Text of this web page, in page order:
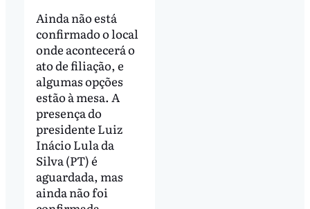
Ainda não está
confirmado o local
onde acontecerá o
ato de filiação, e
algumas opções
estão à mesa. A
presença do
presidente Luiz
Inácio Lula da
Silva (PT) é
aguardada, mas
ainda não foi